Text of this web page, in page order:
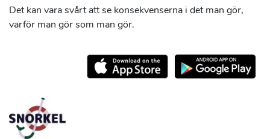
Det kan vara svårt att se konsekvenserna i det man gör,
varför man gör som man gör.